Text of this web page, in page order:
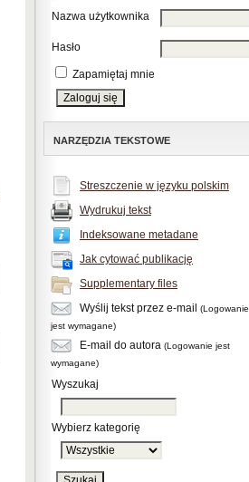
Nazwa użytkownika
Hasło
Zapamiętaj mnie
NARZĘDZIA TEKSTOWE
Streszczenie w języku polskim
Wydrukuj tekst
Indeksowane metadane
Jak cytować publikację
Supplementary files
Wyślij tekst przez e-mail
(Logowanie
jest wymagane)
E-mail do autora (Logowanie jest
wymagane)
Wyszukaj
Wybierz kategorię